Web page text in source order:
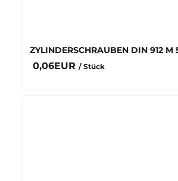
ZYLINDERSCHRAUBEN DIN 912 M
0,06EUR / Stück